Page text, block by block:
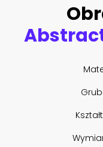
Kształt